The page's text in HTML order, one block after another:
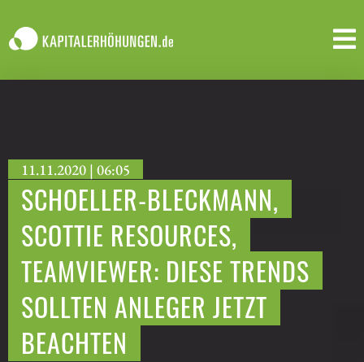
11.11.2020 | 06:05
SCHOELLER-BLECKMANN,
SCOTTIE RESOURCES,
TEAMVIEWER: DIESE TRENDS
SOLLTEN ANLEGER JETZT
BEACHTEN